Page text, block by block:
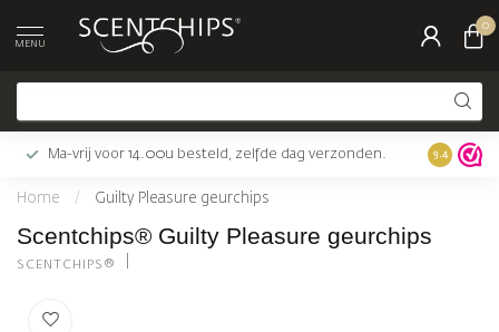
MENU
0
Ma-vrij voor 14.00u besteld, zelfde dag verzonden. Gratis
9.4
Home / Guilty Pleasure geurchips
Scentchips® Guilty Pleasure geurchips
SCENTCHIPS®